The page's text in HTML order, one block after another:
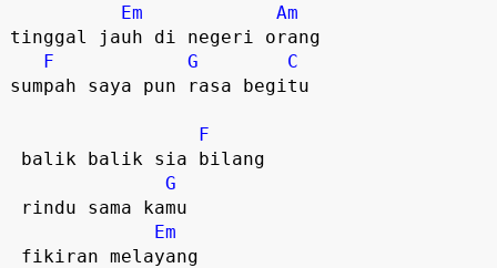
Em
Am
tinggal jauh di negeri orang
F
G
C
sumpah saya pun rasa begitu
F
G
Em